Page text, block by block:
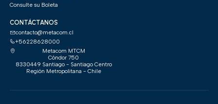
Consulte su Boleta
CONTÁCTANOS
contacto@metacom.cl
+56228628000
Metacom MTCM
Cóndor 750
8330449 Santiago - Santiago Centro
Región Metropolitana - Chile